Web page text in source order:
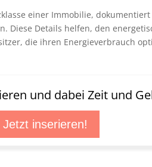
einer Immobilie,
Details helfen, den
die ihren Energieverbrauch
und dabei Zeit und
Jetzt inserieren!